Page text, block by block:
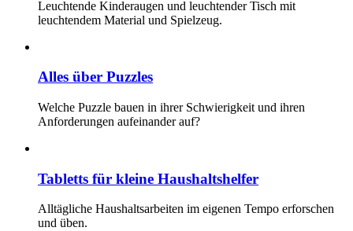
Leuchtende Kinderaugen und leuchtender Tisch mit
leuchtendem Material und Spielzeug.
Alles über Puzzles
Welche Puzzle bauen in ihrer Schwierigkeit und ihren
Anforderungen aufeinander auf?
Tabletts für kleine Haushaltshelfer
Alltägliche Haushaltsarbeiten im eigenen Tempo erforschen
und üben.